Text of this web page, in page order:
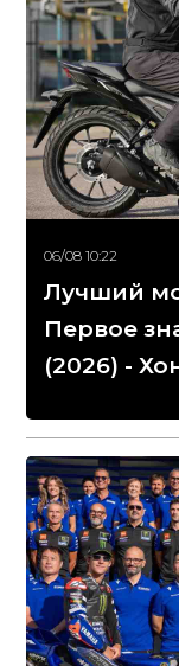
06/08 10:22
Лучший
Первое
(2026) -